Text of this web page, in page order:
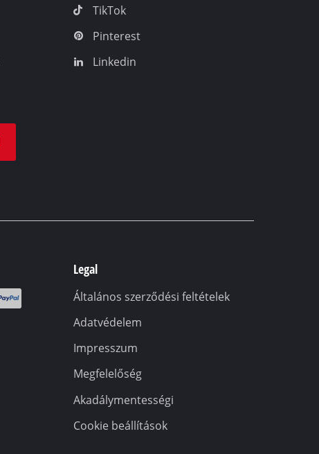
TikTok
Pinterest
Linkedin
Legal
Általános szerződési feltételek
Adatvédelem
Impresszum
Megfelelőség
Akadálymentességi
Cookie beállítások